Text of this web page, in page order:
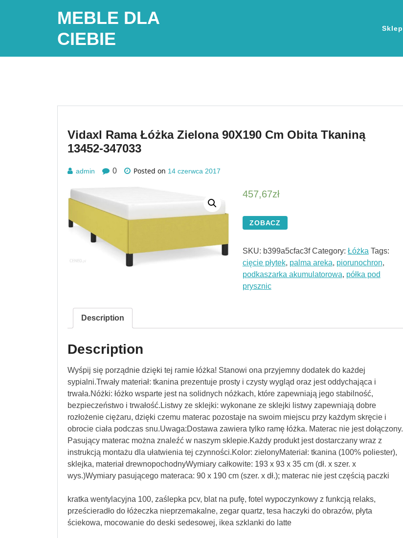
MEBLE DLA
CIEBIE
Sklep
Vidaxl Rama Łóżka Zielona 90X190 Cm Obita Tkaniną
13452-347033
admin 0 Posted on 14 czerwca 2017
457,67zł
ZOBACZ
SKU: b399a5cfac3f Category: Łóżka Tags:
cięcie płytek, palma areka, piorunochron,
podkaszarka akumulatorowa, półka pod
prysznic
Description
Description
Wyśpij się porządnie dzięki tej ramie łóżka! Stanowi ona przyjemny dodatek do każdej
sypialni.Trwały materiał: tkanina prezentuje prosty i czysty wygląd oraz jest oddychająca i
trwała.Nóżki: łóżko wsparte jest na solidnych nóżkach, które zapewniają jego stabilność,
bezpieczeństwo i trwałość.Listwy ze sklejki: wykonane ze sklejki listwy zapewniają dobre
rozłożenie ciężaru, dzięki czemu materac pozostaje na swoim miejscu przy każdym skręcie i
obrocie ciała podczas snu.Uwaga:Dostawa zawiera tylko ramę łóżka. Materac nie jest dołączony.
Pasujący materac można znaleźć w naszym sklepie.Każdy produkt jest dostarczany wraz z
instrukcją montażu dla ułatwienia tej czynności.Kolor: zielonyMateriał: tkanina (100% poliester),
sklejka, materiał drewnopochodnyWymiary całkowite: 193 x 93 x 35 cm (dł. x szer. x
wys.)Wymiary pasującego materaca: 90 x 190 cm (szer. x dł.); materac nie jest częścią paczki
kratka wentylacyjna 100, zaślepka pcv, blat na pufę, fotel wypoczynkowy z funkcją relaks,
prześcieradło do łóżeczka nieprzemakalne, zegar quartz, tesa haczyki do obrazów, płyta
ściekowa, mocowanie do deski sedesowej, ikea szklanki do latte